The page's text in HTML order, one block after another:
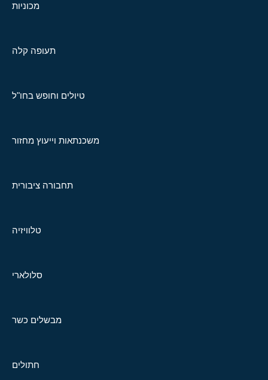
מכוניות
תעופה קלה
טיולים וחופש בחו"ל
משכנתאות וייעוץ מחזור
תחבורה ציבורית
טלוויזיה
סלולארי
מבשלים כשר
חתולים